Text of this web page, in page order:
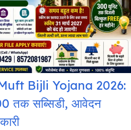
Bijli Yojana 2026:
तक सब्सिडी, आवेदन